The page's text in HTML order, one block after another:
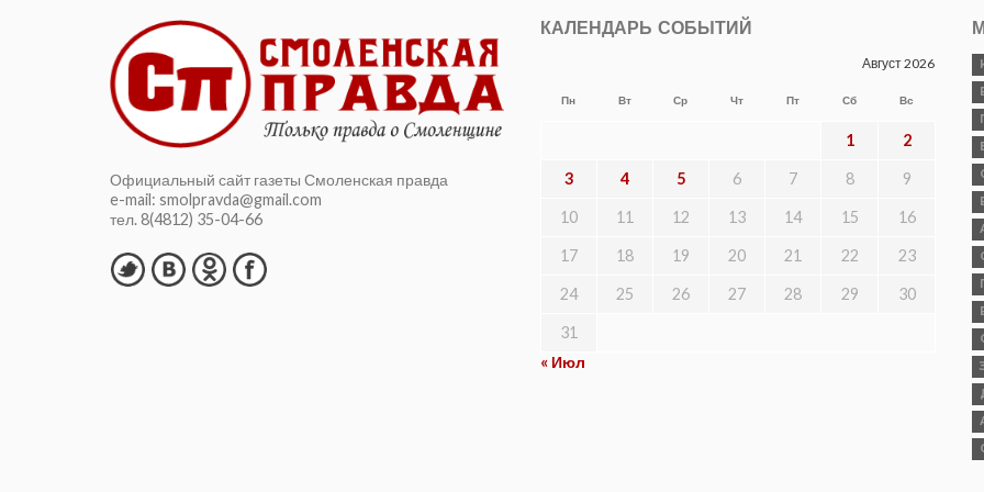
Официальный сайт газеты Смоленская правда
e-mail: smolpravda@gmail.com
тел. 8(4812) 35-04-66
КАЛЕНДАРЬ СОБЫТИЙ
Август 2026
Пн Вт Ср Чт Пт Сб Вс
1 2
3 4 5 6 7 8 9
10 11 12 13 14 15 16
17 18 19 20 21 22 23
24 25 26 27 28 29 30
31
« Июл